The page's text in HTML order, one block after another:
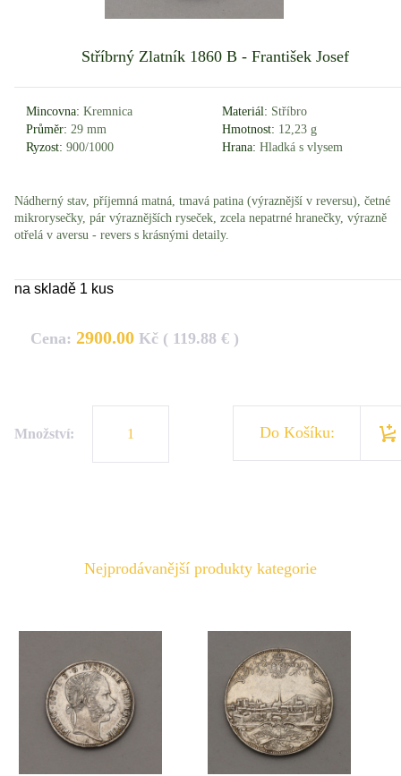
Stříbrný Zlatník 1860 B - František Josef
Mincovna: Kremnica Materiál: Stříbro
Průměr: 29 mm Hmotnost: 12,23 g
Ryzost: 900/1000 Hrana: Hladká s vlysem
Nádherný stav, příjemná matná, tmavá patina (výraznější v reversu), četné
mikrorysečky, pár výraznějších ryseček, zcela nepatrné hranečky, výrazně
otřelá v aversu - revers s krásnými detaily.
na skladě 1 kus
Cena: 2900.00 Kč ( 119.88 € )
Množství: Do Košíku:
Nejprodávanější produkty kategorie